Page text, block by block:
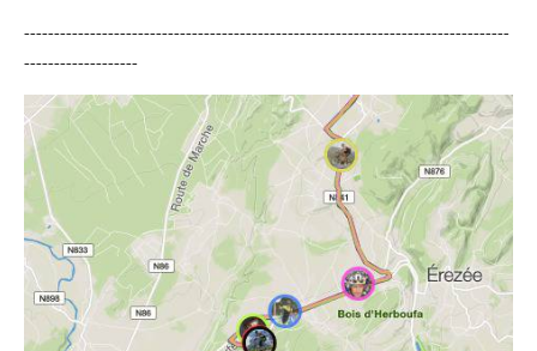
---------------------------------------------------------------------------------
-------------------